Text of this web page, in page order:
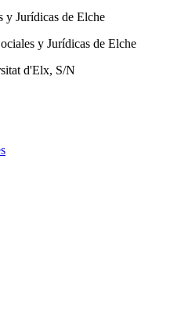
y Jurídicas de Elche
y Jurídicas de Elche
d'Elx, S/N